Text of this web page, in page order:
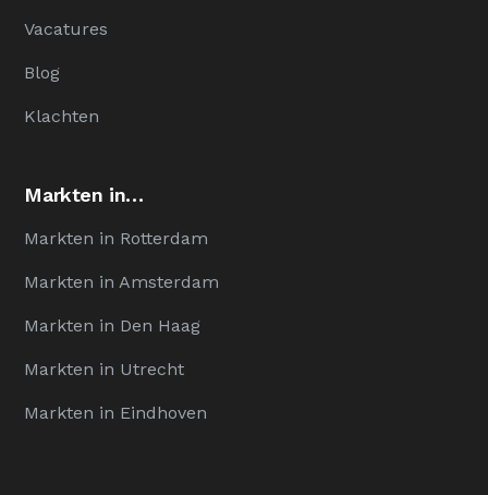
Vacatures
Blog
Klachten
Markten in…
Markten in Rotterdam
Markten in Amsterdam
Markten in Den Haag
Markten in Utrecht
Markten in Eindhoven